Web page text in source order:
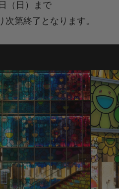
日（日）まで
次第終了となります。